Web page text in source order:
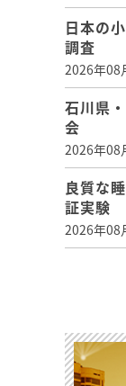
日本の
調査
2026年08
石川県
会
2026年08
良質な
証実験
2026年08